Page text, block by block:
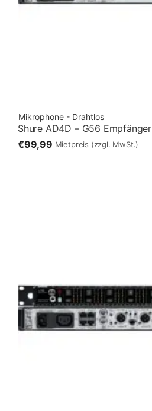
Mikrophone - Drahtlos
Shure AD4D – G56 Empfänger
€99,99 Mietpreis (zzgl. MwSt.)